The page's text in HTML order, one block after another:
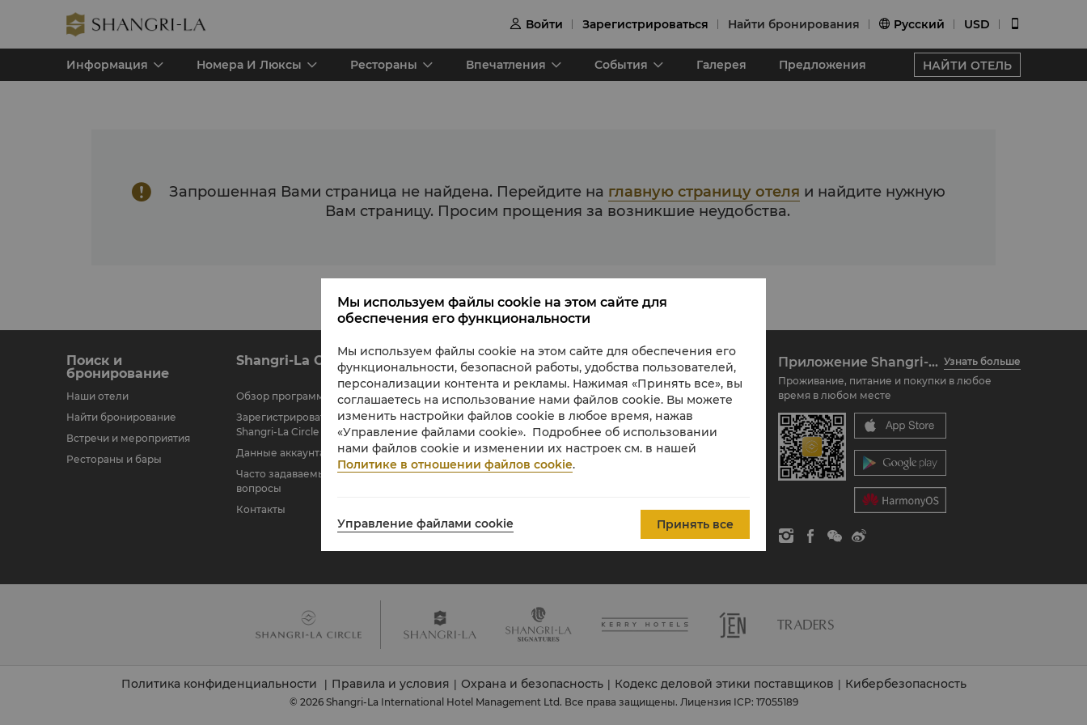
 Войти Зарегистрироваться Найти бронирования  Pусский USD
Информация Номера И Люксы Рестораны Впечатления События Галерея Предложения НАЙТИ ОТЕЛЬ
 Запрошенная Вами страница не найдена. Перейдите на главную страницу отеля и найдите нужную
Вам страницу. Просим прощения за возникшие неудобства.
Поиск и
бронирование
Наши отели
Найти бронирование
Встречи и мероприятия
Рестораны и бары
Shangri-La Circle
Обзор программы
Зарегистрироваться в
Shangri-La Circle
Данные аккаунта
Часто задаваемые
вопросы
Контакты
О Shangri-La
Group
О нас
Наши отельные бренды
Центры Shangri-La
Апартаменты
Инвесторы
Вакансии
Глобальные
гражданские
Приложение Shangri-La Circle Узнать больше
Проживание, питание и покупки в любое
время в любом месте
Политика конфиденциальности Правила и условия Охрана и безопасность Кодекс деловой этики поставщиков Кибербезопасность
© 2026 Shangri-La International Hotel Management Ltd. Все права защищены. Лицензия ICP: 17055189
Мы используем файлы cookie на этом сайте для
обеспечения его функциональности
Мы используем файлы cookie на этом сайте для обеспечения его
функциональности, безопасной работы, удобства пользователей,
персонализации контента и рекламы. Нажимая «Принять все», вы
соглашаетесь на использование нами файлов cookie. Вы можете
изменить настройки файлов cookie в любое время, нажав
«Управление файлами cookie». Подробнее об использовании
нами файлов cookie и изменении их настроек см. в нашей
Политике в отношении файлов cookie.
Управление файлами cookie Принять все